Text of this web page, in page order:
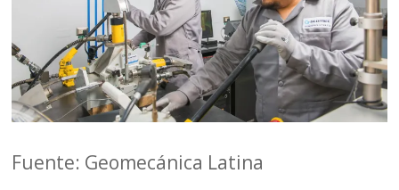
Fuente: Geomecánica Latina